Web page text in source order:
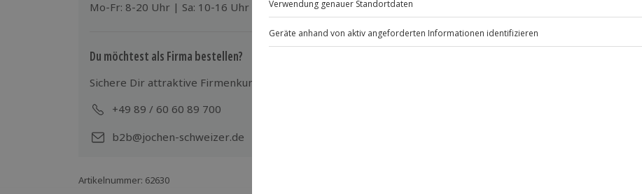
Gruppengröße: bis 15 Personen
Mo-Fr: 8-20 Uhr | Sa: 10-16 Uhr
Du möchtest als Firma bestellen?
Sichere Dir attraktive Firmenkunden Vorteile.
+49 89 / 60 60 89 700
b2b@jochen-schweizer.de
Artikelnummer: 62630